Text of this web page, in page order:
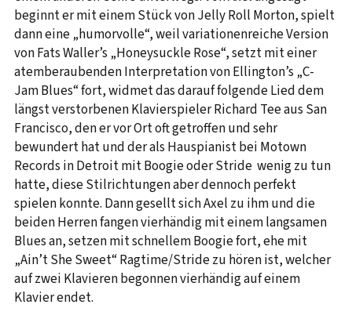
beginnt er mit einem Stück von Jelly Roll Morton, spielt
dann eine „humorvolle“, weil variationenreiche Version
von Fats Waller’s „Honeysuckle Rose“, setzt mit einer
atemberaubenden Interpretation von Ellington’s „C-
Jam Blues“ fort, widmet das darauf folgende Lied dem
längst verstorbenen Klavierspieler Richard Tee aus San
Francisco, den er vor Ort oft getroffen und sehr
bewundert hat und der als Hauspianist bei Motown
Records in Detroit mit Boogie oder Stride wenig zu tun
hatte, diese Stilrichtungen aber dennoch perfekt
spielen konnte. Dann gesellt sich Axel zu ihm und die
beiden Herren fangen vierhändig mit einem langsamen
Blues an, setzen mit schnellem Boogie fort, ehe mit
„Ain’t She Sweet“ Ragtime/Stride zu hören ist, welcher
auf zwei Klavieren begonnen vierhändig auf einem
Klavier endet.